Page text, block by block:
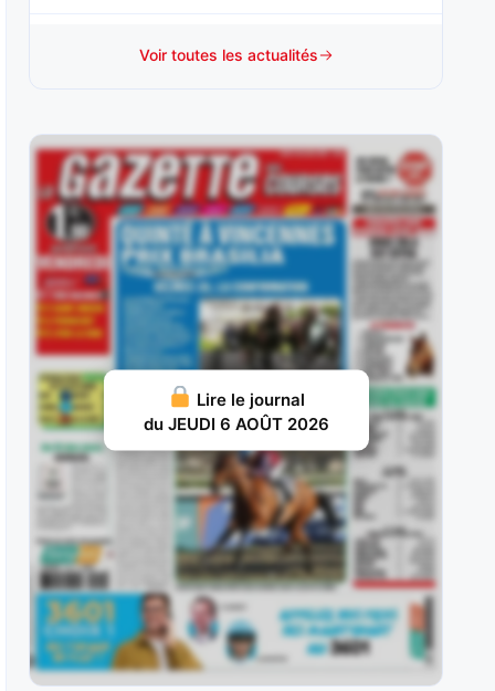
Hello Avenue : Elle a tenté sa chance sans
JUILLET 30, 2026 20
Joker Géma : Adepte de ce parcours où il est
reçu 4 sur
JUILLET 29, 2026 19
Tamyz : Il a échoué aux portes des places lors
de son
JUILLET 28, 2026 18
Jizou d’Etang : Exclusivement droitier en début
de carrière, il avait aligné les
JUILLET 27, 2026 18
Harper : Il avait réalisé un deuxième semestre
2022 de toute beauté,
JUILLET 26, 2026 16
Winteriscoming : Rapidement hissé au niveau
Groupe en haies, il a suivi
JUILLET 25, 2026 15
Voir toutes les actualités
Lire le journal
du JEUDI 6 AOÛT 2026